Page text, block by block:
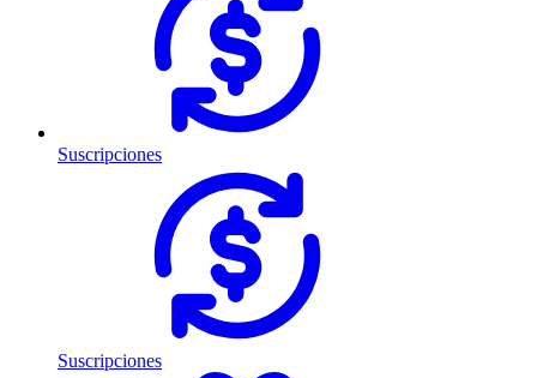
Suscripciones
Suscripciones